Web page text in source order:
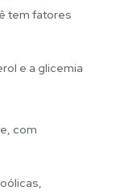
tem fatores
e a glicemia
com